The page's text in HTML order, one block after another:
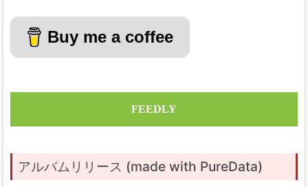
Buy me a coffee
FEEDLY
アルバムリリース (made with PureData)